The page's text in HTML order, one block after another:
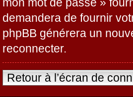
demandera de fournir
phpBB générera un
reconnecter.
Retour à l’écran de